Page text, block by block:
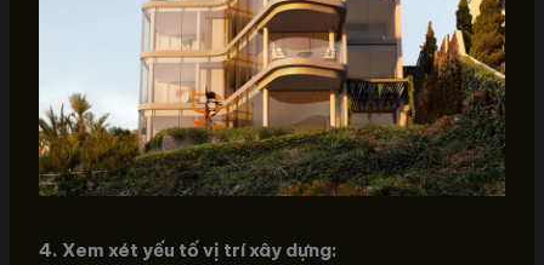
4. Xem xét yếu tố vị trí xây dựng: